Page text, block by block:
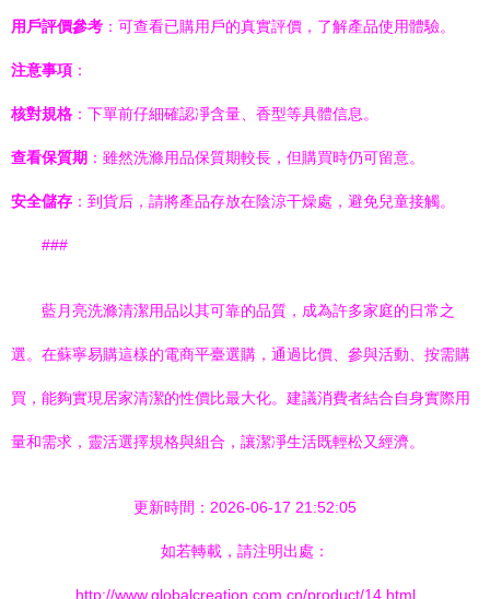
用戶評價參考 ：可查看已購用戶的真實評價，了解產品使用體驗。
注意事項 ：
核對規格 ：下單前仔細確認凈含量、香型等具體信息。
查看保質期 ：雖然洗滌用品保質期較長，但購買時仍可留意。
安全儲存 ：到貨后，請將產品存放在陰涼干燥處，避免兒童接觸。
###
藍月亮洗滌清潔用品以其可靠的品質，成為許多家庭的日常之
選。在蘇寧易購這樣的電商平臺選購，通過比價、參與活動、按需購
買，能夠實現居家清潔的性價比最大化。建議消費者結合自身實際用
量和需求，靈活選擇規格與組合，讓潔凈生活既輕松又經濟。
更新時間：2026-06-17 21:52:05
如若轉載，請注明出處：
http://www.globalcreation.com.cn/product/14.html